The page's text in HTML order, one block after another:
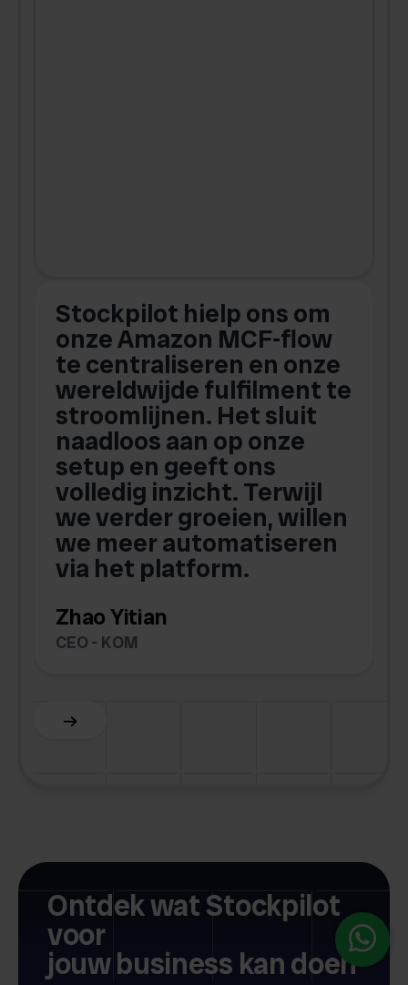
Stockpilot hielp ons om
onze Amazon MCF-flow
te centraliseren en onze
wereldwijde fulfilment te
stroomlijnen. Het sluit
naadloos aan op onze
setup en geeft ons
volledig inzicht. Terwijl
we verder groeien, willen
we meer automatiseren
via het platform.
Zhao Yitian
CEO - KOM
Slide 6 of 6.
Ontdek wat Stockpilot
voor
jouw business kan doen